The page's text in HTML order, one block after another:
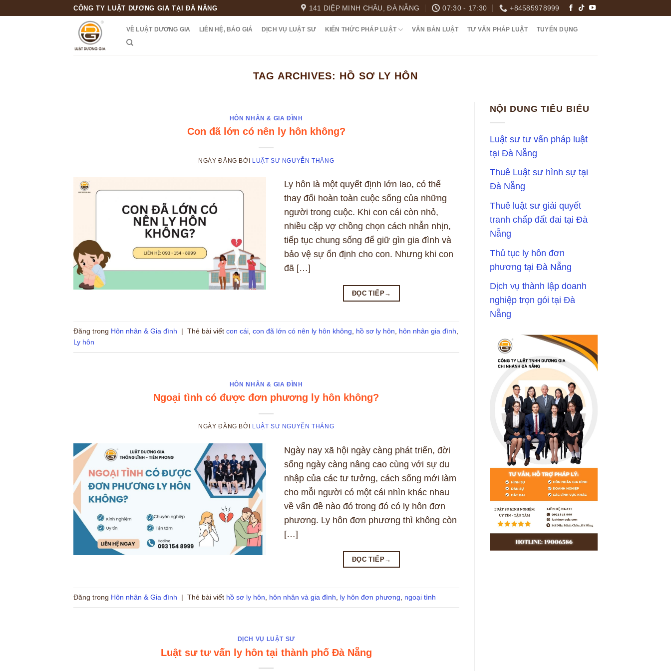
CÔNG TY LUẬT DƯƠNG GIA TẠI ĐÀ NẴNG 141 DIỆP MINH CHÂU, ĐÀ NẴNG 07:30 - 17:30 +84585978999
VỀ LUẬT DƯƠNG GIA LIÊN HỆ, BÁO GIÁ DỊCH VỤ LUẬT SƯ KIẾN THỨC PHÁP LUẬT VĂN BẢN LUẬT TƯ VẤN PHÁP LUẬT TUYỂN DỤNG
TAG ARCHIVES: HỒ SƠ LY HÔN
HÔN NHÂN & GIA ĐÌNH
Con đã lớn có nên ly hôn không?
NGÀY ĐĂNG BỞI LUẬT SƯ NGUYỄN THẮNG
Ly hôn là một quyết định lớn lao, có thể
thay đổi hoàn toàn cuộc sống của những
người trong cuộc. Khi con cái còn nhỏ,
nhiều cặp vợ chồng chọn cách nhẫn nhịn,
tiếp tục chung sống để giữ gìn gia đình và
bảo vệ sự ổn định cho con. Nhưng khi con
đã […]
ĐỌC TIẾP→
Đăng trong Hôn nhân & Gia đình | Thẻ bài viết con cái, con đã lớn có nên ly hôn không, hồ sơ ly hôn, hôn nhân gia đình,
Ly hôn
HÔN NHÂN & GIA ĐÌNH
Ngoại tình có được đơn phương ly hôn không?
NGÀY ĐĂNG BỞI LUẬT SƯ NGUYỄN THẮNG
Ngày nay xã hội ngày càng phát triển, đời
sống ngày càng nâng cao cùng với sự du
nhập của các tư tưởng, cách sống mới làm
cho mỗi người có một cái nhìn khác nhau
về vấn đề nào đó trong đó có ly hôn đơn
phương. Ly hôn đơn phương thì không còn
[…]
ĐỌC TIẾP→
Đăng trong Hôn nhân & Gia đình | Thẻ bài viết hồ sơ ly hôn, hôn nhân và gia đình, ly hôn đơn phương, ngoại tình
DỊCH VỤ LUẬT SƯ
Luật sư tư vấn ly hôn tại thành phố Đà Nẵng
NỘI DUNG TIÊU BIỂU
Luật sư tư vấn pháp luật
tại Đà Nẵng
Thuê Luật sư hình sự tại
Đà Nẵng
Thuê luật sư giải quyết
tranh chấp đất đai tại Đà
Nẵng
Thủ tục ly hôn đơn
phương tại Đà Nẵng
Dịch vụ thành lập doanh
nghiệp trọn gói tại Đà
Nẵng